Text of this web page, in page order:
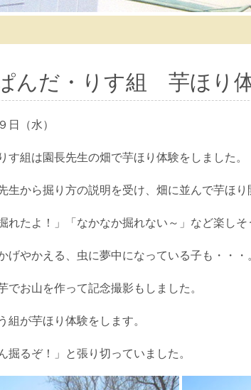
んだ・りす組 芋ほり
日（水）
す組は園長先生の畑で芋ほり体験をしました。
生から掘り方の説明を受け、畑に並んで芋ほり
れたよ！」「なかなか掘れない～」など楽しそ
げやかえる、虫に夢中になっている子も・・・
でお山を作って記念撮影もしました。
組が芋ほり体験をします。
掘るぞ！」と張り切っていました。